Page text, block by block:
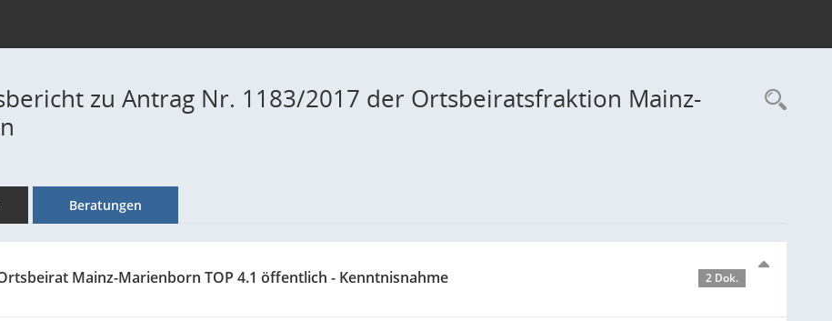
zu Antrag Nr. 1183/2017 der Ortsbeiratsfraktion Mainz-
Beratungen
Mainz-Marienborn TOP 4.1 öffentlich - Kenntnisnahme 2 Dok.